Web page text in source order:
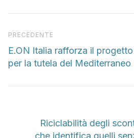
Articolo precedente
PRECEDENTE
E.ON Italia rafforza il
per la tutela del Mediterraneo
Riciclabilità degli